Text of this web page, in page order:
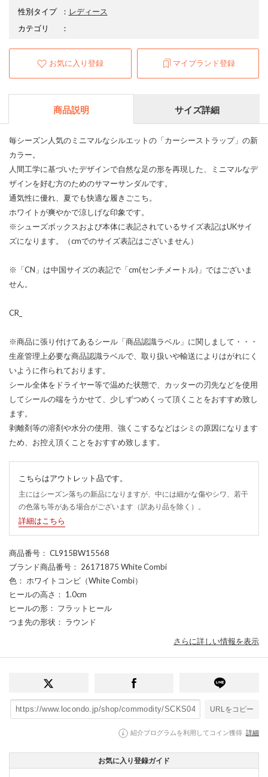
性別タイプ
： レディース
カテゴリ
：
お気に入り登録 マイブランド登録
商品説明 サイズ詳細
毎シーズン人気のミニマルなシルエットの「カーシーストラップ」の新
カラー。
人間工学に基づいたデザインで自然な足の形を再現した、ミニマルなデ
ザインを好む方のためのサマーサンダルです。
通気性に優れ、夏でも快適な履きごこち。
ホワイトが爽やかで涼しげな印象です。
※シューズボックスおよび本体に表記されているサイズ表記はUKサイ
ズになります。（cmでのサイズ表記はございません）
※「CN」は中国サイズの表記で「cm(センチメートル)」ではございま
せん。
CR_
※商品に張り付けてあるシール「商品認識ラベル」に関しまして・・・
生産管理上必要な商品認識ラベルで、取り扱いや輸送によりはがれにく
いように作られております。
シール全体をドライヤー等で温めた状態で、カッターの刃先などを使用
してシールの端をうかせて、少しずつめくって頂くことをおすすめ致し
ます。
剥離剤等の溶剤や水分の使用、強くこするなどはシミの原因になります
ため、お控え頂くことをおすすめ致します。
こちらはアウトレット品です。
主にはシーズン落ちの新品になりますが、中には細かな傷やシワ、若干
の色落ち等がある場合がございます（訳あり品を除く）。
詳細はこちら
商品番号 ： CL915BW15568
ブランド商品番号 ： 26171875 White Combi
色 ： ホワイトコンビ（White Combi）
ヒールの高さ ： 1.0cm
ヒールの形 ： フラットヒール
つま先の形状 ： ラウンド
さらに詳しい情報を表示
URLをコピー
紹介プログラムを利用してコイン獲得 詳細
お気に入り登録ガイド